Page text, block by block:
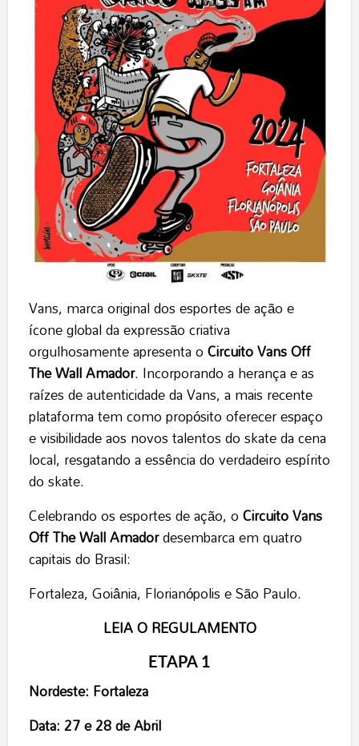
Vans, marca original dos esportes de ação e
ícone global da expressão criativa
orgulhosamente apresenta oCircuito Vans Off
The Wall Amador. Incorporando a herança e as
raízes de autenticidade da Vans, a mais recente
plataforma tem como propósito oferecer espaço
e visibilidade aos novos talentos do skate da cena
local, resgatando a essência do verdadeiro espírito
do skate.
Celebrando os esportes de ação, oCircuito Vans
Off The Wall Amadordesembarca em quatro
capitais do Brasil:
Fortaleza, Goiânia, Florianópolis e São Paulo.
LEIA O REGULAMENTO
ETAPA 1
Nordeste: Fortaleza
Data: 27 e 28 de Abril